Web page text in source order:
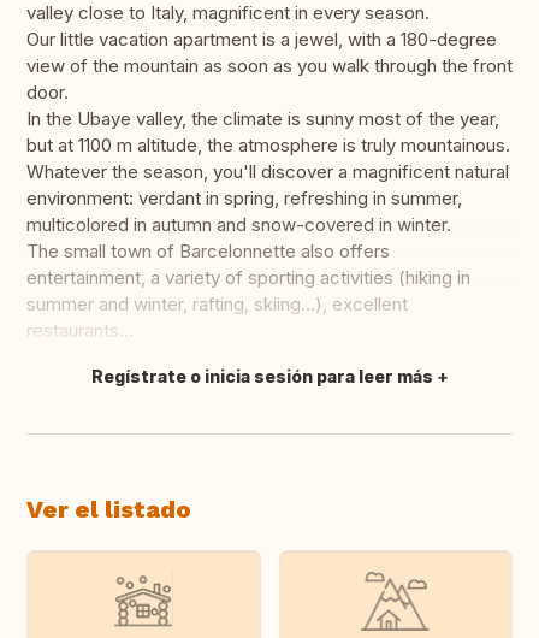
valley close to Italy, magnificent in every season.
Our little vacation apartment is a jewel, with a 180-degree
view of the mountain as soon as you walk through the front
door.
In the Ubaye valley, the climate is sunny most of the year,
but at 1100 m altitude, the atmosphere is truly mountainous.
Whatever the season, you'll discover a magnificent natural
environment: verdant in spring, refreshing in summer,
multicolored in autumn and snow-covered in winter.
The small town of Barcelonnette also offers
entertainment, a variety of sporting activities (hiking in
summer and winter, rafting, skiing...), excellent
restaurants...
Traducir
Regístrate o inicia sesión para leer más
Ver el listado